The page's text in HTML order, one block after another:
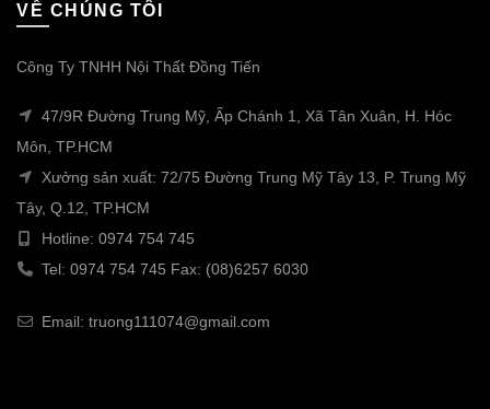
VỀ CHÚNG TÔI
Công Ty TNHH Nội Thất Đồng Tiến
47/9R Đường Trung Mỹ, Ấp Chánh 1, Xã Tân Xuân, H. Hóc
Môn, TP.HCM
Xưởng sản xuất: 72/75 Đường Trung Mỹ Tây 13, P. Trung Mỹ
Tây, Q.12, TP.HCM
Hotline: 0974 754 745
Tel: 0974 754 745 Fax: (08)6257 6030
Email: truong111074@gmail.com